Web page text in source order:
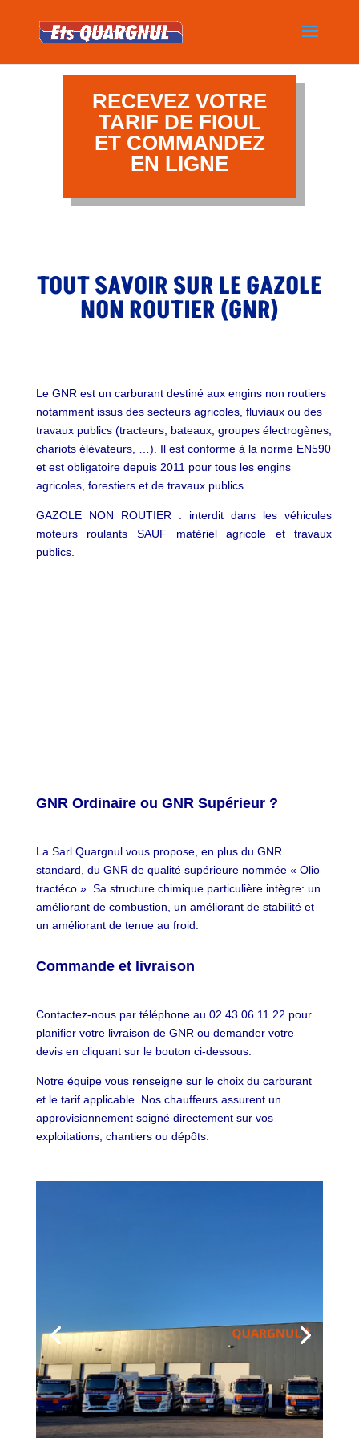
RECEVEZ VOTRE
TARIF DE FIOUL
ET COMMANDEZ
EN LIGNE
TOUT SAVOIR SUR LE GAZOLE
NON ROUTIER (GNR)
Le GNR est un carburant destiné aux engins non routiers
notamment issus des secteurs agricoles, fluviaux ou des
travaux publics (tracteurs, bateaux, groupes électrogènes,
chariots élévateurs, …). Il est conforme à la norme EN590
et est obligatoire depuis 2011 pour tous les engins
agricoles, forestiers et de travaux publics.
GAZOLE NON ROUTIER : interdit dans les véhicules
moteurs roulants SAUF matériel agricole et travaux
publics.
GNR Ordinaire ou GNR Supérieur ?
La Sarl Quargnul vous propose, en plus du GNR
standard, du GNR de qualité supérieure nommée « Olio
tractéco ». Sa structure chimique particulière intègre: un
améliorant de combustion, un améliorant de stabilité et
un améliorant de tenue au froid.
Commande et livraison
Contactez-nous par téléphone au 02 43 06 11 22 pour
planifier votre livraison de GNR ou demander votre
devis en cliquant sur le bouton ci-dessous.
Notre équipe vous renseigne sur le choix du carburant
et le tarif applicable. Nos chauffeurs assurent un
approvisionnement soigné directement sur vos
exploitations, chantiers ou dépôts.